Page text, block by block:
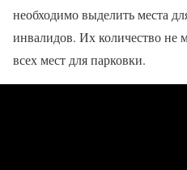
необходимо выделить места
инвалидов. Их количество не
всех мест для парковки.